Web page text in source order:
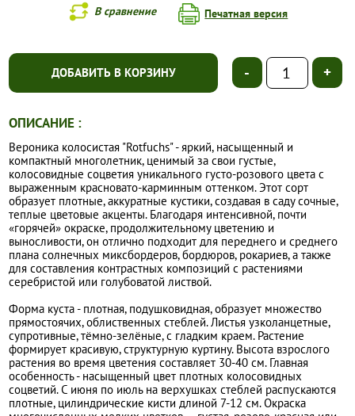
В сравнение Печатная версия
ДОБАВИТЬ В КОРЗИНУ - +
ОПИСАНИЕ :
Вероника колосистая "Rotfuchs" - яркий, насыщенный и
компактный многолетник, ценимый за свои густые,
колосовидные соцветия уникального густо-розового цвета с
выраженным красновато-карминным оттенком. Этот сорт
образует плотные, аккуратные кустики, создавая в саду сочные,
теплые цветовые акценты. Благодаря интенсивной, почти
«горячей» окраске, продолжительному цветению и
выносливости, он отлично подходит для переднего и среднего
плана солнечных миксбордеров, бордюров, рокариев, а также
для составления контрастных композиций с растениями
серебристой или голубоватой листвой.
Форма куста - плотная, подушковидная, образует множество
прямостоячих, облиственных стеблей. Листья узколанцетные,
супротивные, тёмно-зелёные, с гладким краем. Растение
формирует красивую, структурную куртину. Высота взрослого
растения во время цветения составляет 30-40 см. Главная
особенность - насыщенный цвет плотных колосовидных
соцветий. С июня по июль на верхушках стеблей распускаются
плотные, цилиндрические кисти длиной 7-12 см. Окраска